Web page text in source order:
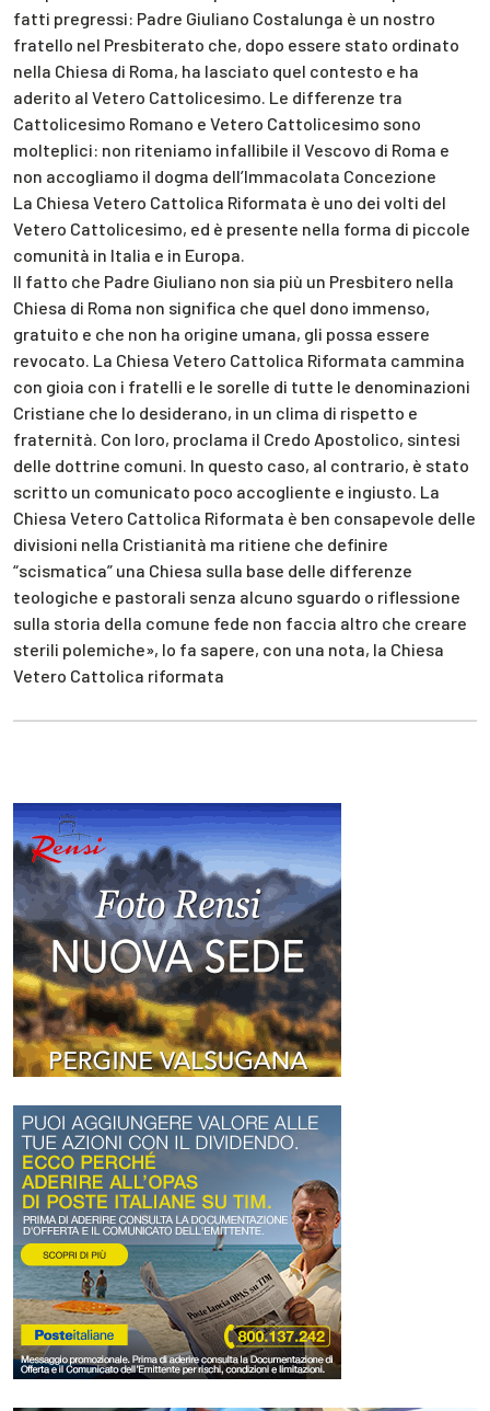
fatti pregressi: Padre Giuliano Costalunga è un nostro
fratello nel Presbiterato che, dopo essere stato ordinato
nella Chiesa di Roma, ha lasciato quel contesto e ha
aderito al Vetero Cattolicesimo. Le differenze tra
Cattolicesimo Romano e Vetero Cattolicesimo sono
molteplici: non riteniamo infallibile il Vescovo di Roma e
non accogliamo il dogma dell’Immacolata Concezione
La Chiesa Vetero Cattolica Riformata è uno dei volti del
Vetero Cattolicesimo, ed è presente nella forma di piccole
comunità in Italia e in Europa.
Il fatto che Padre Giuliano non sia più un Presbitero nella
Chiesa di Roma non significa che quel dono immenso,
gratuito e che non ha origine umana, gli possa essere
revocato. La Chiesa Vetero Cattolica Riformata cammina
con gioia con i fratelli e le sorelle di tutte le denominazioni
Cristiane che lo desiderano, in un clima di rispetto e
fraternità. Con loro, proclama il Credo Apostolico, sintesi
delle dottrine comuni. In questo caso, al contrario, è stato
scritto un comunicato poco accogliente e ingiusto. La
Chiesa Vetero Cattolica Riformata è ben consapevole delle
divisioni nella Cristianità ma ritiene che definire
“scismatica” una Chiesa sulla base delle differenze
teologiche e pastorali senza alcuno sguardo o riflessione
sulla storia della comune fede non faccia altro che creare
sterili polemiche», lo fa sapere, con una nota, la Chiesa
Vetero Cattolica riformata